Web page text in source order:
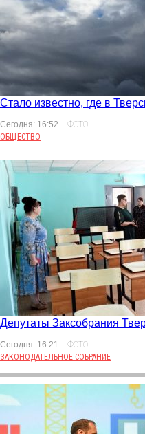
Стало известно, где в
Сегодня: 16:52
ФОТО
ОБЩЕСТВО
Депутаты Заксобрания
Сегодня: 16:21
ФОТО
ЗАКОНОДАТЕЛЬНОЕ СОБРАНИЕ